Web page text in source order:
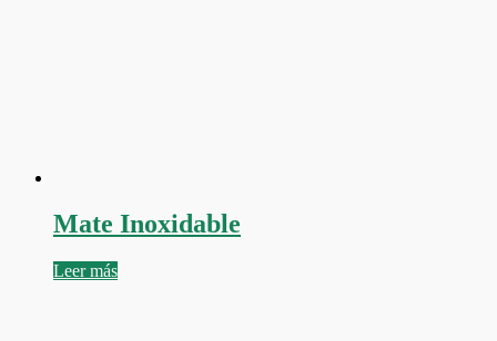
Mate Inoxidable
Leer más